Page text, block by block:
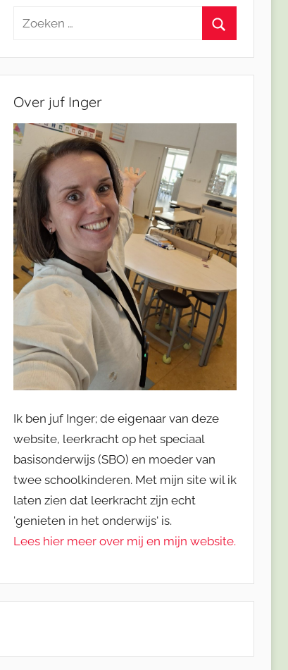
Zoeken
Over juf Inger
Ik ben juf Inger; de eigenaar van deze
website, leerkracht op het speciaal
basisonderwijs (SBO) en moeder van
twee schoolkinderen. Met mijn site wil ik
laten zien dat leerkracht zijn echt
'genieten in het onderwijs' is.
Lees hier meer over mij en mijn website.